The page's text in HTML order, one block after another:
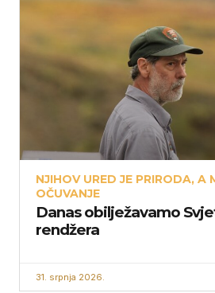
NJIHOV URED JE PRIRODA, A
OČUVANJE
Danas obilježavamo
rendžera
31. srpnja 2026.